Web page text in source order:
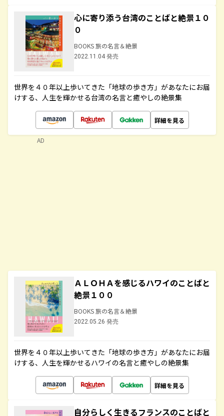
心に寄り添う台湾のことばと絶景１０
０
BOOKS 旅の名言＆絶景
2022.11.04 発売
世界を４０年以上歩いてきた「地球の歩き方」があなたにお届
けする、人生を輝かせる台湾の名言と癒やしの絶景集
詳細を見る
ＡＬＯＨＡを感じるハワイのことばと
絶景１００
BOOKS 旅の名言＆絶景
2022.05.26 発売
世界を４０年以上歩いてきた「地球の歩き方」があなたにお届
けする、人生を輝かせるハワイの名言と癒やしの絶景集
詳細を見る
自分らしく生きるフランスのことばと
AD